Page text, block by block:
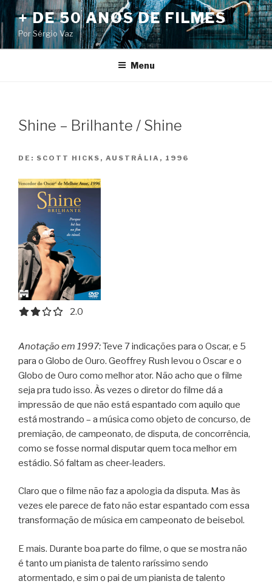
Pular
para
o
conteúdo
+ DE 50 ANOS DE FILMES
Por Sérgio Vaz
Menu
Shine – Brilhante / Shine
DE: SCOTT HICKS, AUSTRÁLIA, 1996
2.0 out of 5.0 stars
2.0
Anotação em 1997:Teve 7 indicações para o Oscar, e 5
para o Globo de Ouro. Geoffrey Rush levou o Oscar e o
Globo de Ouro como melhor ator. Não acho que o filme
seja pra tudo isso. Às vezes o diretor do filme dá a
impressão de que não está espantado com aquilo que
está mostrando – a música como objeto de concurso, de
premiação, de campeonato, de disputa, de concorrência,
como se fosse normal disputar quem toca melhor em
estádio. Só faltam as cheer-leaders.
Claro que o filme não faz a apologia da disputa. Mas às
vezes ele parece de fato não estar espantado com essa
transformação de música em campeonato de beisebol.
E mais. Durante boa parte do filme, o que se mostra não
é tanto um pianista de talento raríssimo sendo
atormentado, e sim o pai de um pianista de talento